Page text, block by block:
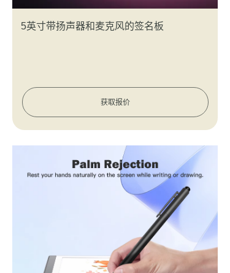
5英寸带扬声器和麦克风的签名板
获取报价